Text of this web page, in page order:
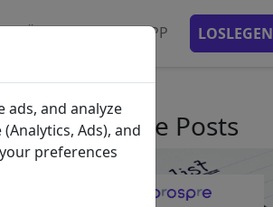
MOBILE APP LOSLEGEN
kürzliche Posts
ads, and analyze
Ads), and
preferences